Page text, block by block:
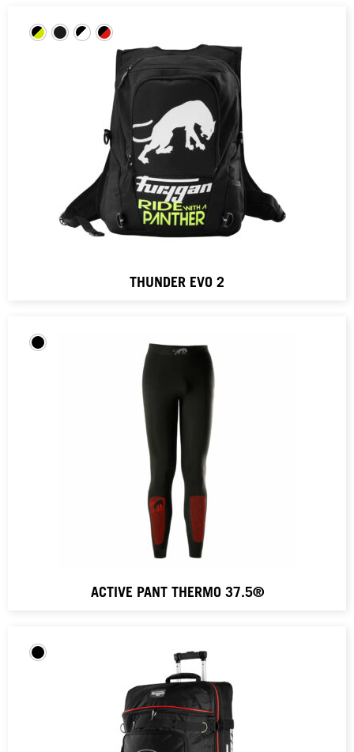
THUNDER EVO 2
ACTIVE PANT THERMO 37.5®